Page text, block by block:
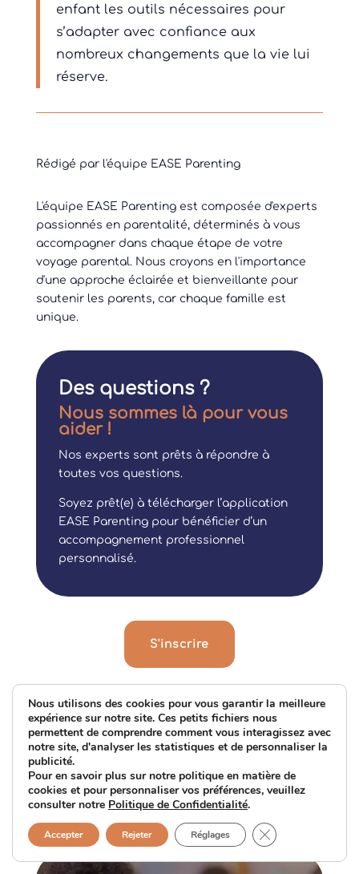
enfant les outils nécessaires pour
s’adapter avec confiance aux
nombreux changements que la vie lui
réserve.
Rédigé par l'équipe EASE Parenting
L'équipe EASE Parenting est composée d'experts
passionnés en parentalité, déterminés à vous
accompagner dans chaque étape de votre
voyage parental. Nous croyons en l'importance
d'une approche éclairée et bienveillante pour
soutenir les parents, car chaque famille est
unique.
Des questions ?
Nous sommes là pour vous
aider !
Nos experts sont prêts à répondre à
toutes vos questions.
Soyez prêt(e) à télécharger l’application
EASE Parenting pour bénéficier d’un
accompagnement professionnel
personnalisé.
S'inscrire
Ces articles pourraient
vous intéresser
Nous utilisons des cookies pour vous garantir la meilleure
expérience sur notre site. Ces petits fichiers nous
permettent de comprendre comment vous interagissez avec
notre site, d'analyser les statistiques et de personnaliser la
publicité.
Pour en savoir plus sur notre politique en matière de
cookies et pour personnaliser vos préférences, veuillez
consulter notre Politique de Confidentialité.
Accepter Rejeter Réglages Fermer la